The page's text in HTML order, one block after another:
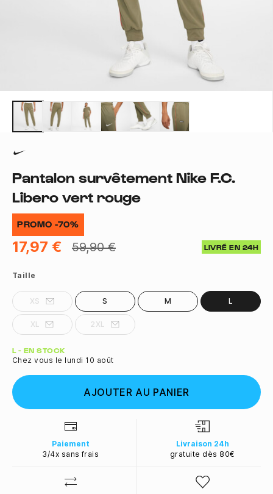
Pantalon survêtement Nike F.C.
Libero vert rouge
PROMO -70%
17,97 € 59,90 € LIVRÉ EN 24H
Taille
XS S M L
XL 2XL
Quantité
L - EN STOCK
Chez vous le lundi 10 août
AJOUTER AU PANIER
Paiement
3/4x sans frais
Livraison 24h
gratuite dès 80€